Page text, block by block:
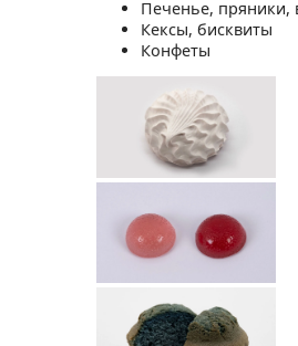
Печенье, пряники,
Кексы, бисквиты
Конфеты